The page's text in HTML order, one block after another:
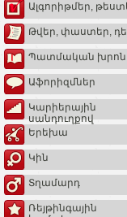
Ալգորիթմեր,
Թվեր, փաստեր,
Պատմական
Աֆորիզմներ
Կարիերային
սանդուղքով
Երեխա
Կին
Տղամարդ
Ռեյթինգային